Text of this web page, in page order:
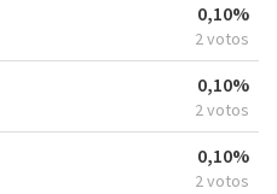
0,10%
2 votos
0,10%
2 votos
0,10%
2 votos